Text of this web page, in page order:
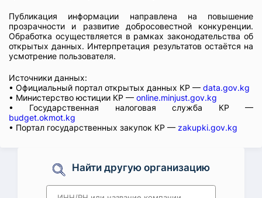
Публикация информации направлена на повышение
прозрачности и развитие добросовестной конкуренции.
Обработка осуществляется в рамках законодательства об
открытых данных. Интерпретация результатов остаётся на
усмотрение пользователя.
Источники данных:
• Официальный портал открытых данных КР — data.gov.kg
• Министерство юстиции КР — online.minjust.gov.kg
• Государственная налоговая служба КР —
budget.okmot.kg
• Портал государственных закупок КР — zakupki.gov.kg
Найти другую организацию